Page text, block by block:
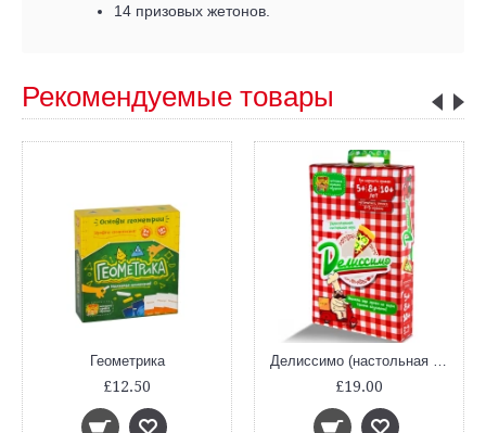
14 призовых жетонов.
Рекомендуемые товары
Геометрика
£12.50 £19.00